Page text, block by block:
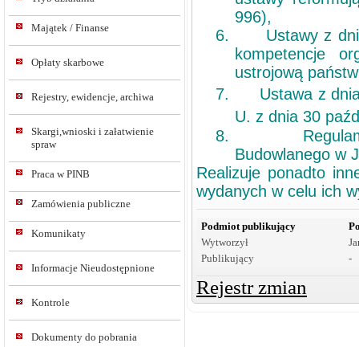
Majątek / Finanse
Opłaty skarbowe
Rejestry, ewidencje, archiwa
Skargi,wnioski i załatwienie
spraw
Praca w PINB
Zamówienia publiczne
Komunikaty
Informacje Nieudostępnione
Kontrole
Dokumenty do pobrania
996),
6.
Ustawy z
kompetencje
ustrojową
7.
Ustawa z
U. z dnia 30
8.
Budowlanego w
Realizuje ponadto
wydanych w celu ich
Podmiot publikujący
Wytworzył
Publikujący
-
Rejestr zmian